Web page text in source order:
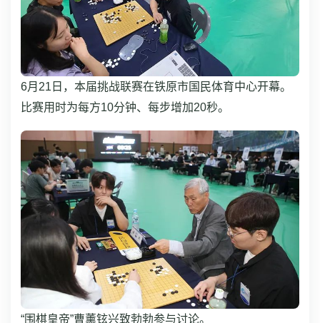
6月21日，本届挑战联赛在铁原市国民体育中心开幕。
比赛用时为每方10分钟、每步增加20秒。
“围棋皇帝”曹薰铉兴致勃勃参与讨论。